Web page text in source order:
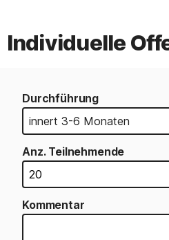
Individuelle
Durchführung
Anz. Teilnehmende
Kommentar